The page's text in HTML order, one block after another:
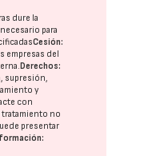
dure la
para
Cesión:
empresas del
Derechos:
supresión,
y
con
tratamiento no
presentar